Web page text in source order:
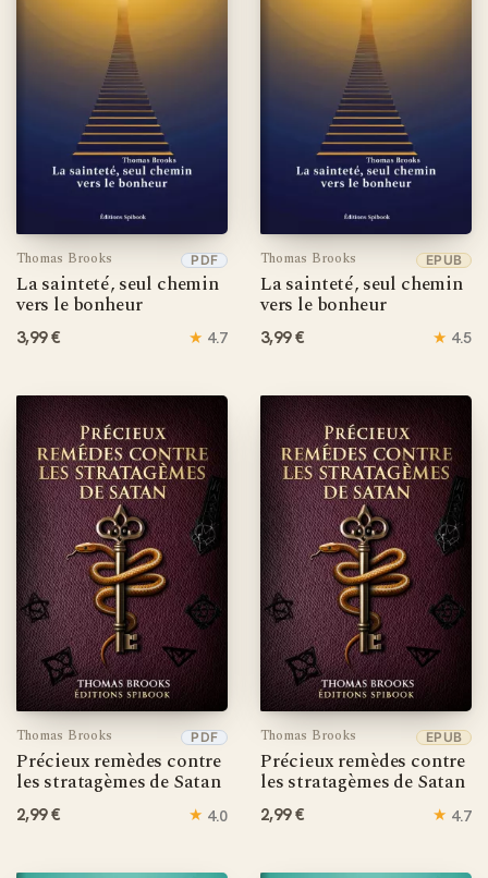
Thomas Brooks
La sainteté, seul chemin
vers le bonheur
PDF
3,99 € ★ 4.7
Thomas Brooks
La sainteté, seul chemin
vers le bonheur
EPUB
3,99 € ★ 4.5
Thomas Brooks
Précieux remèdes contre
les stratagèmes de Satan
PDF
2,99 € ★ 4.0
Thomas Brooks
Précieux remèdes contre
les stratagèmes de Satan
EPUB
2,99 € ★ 4.7